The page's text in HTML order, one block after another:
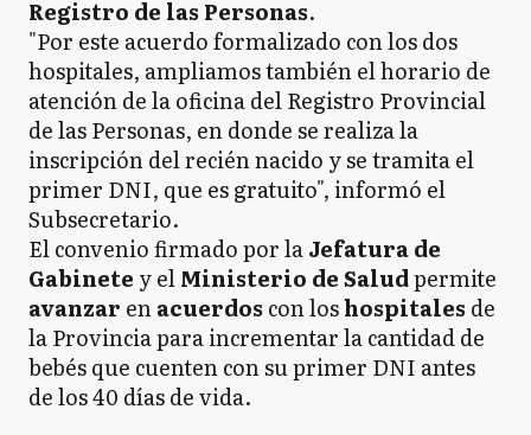
Registro de las Personas.
"Por este acuerdo formalizado con los dos
hospitales, ampliamos también el horario de
atención de la oficina del Registro Provincial
de las Personas, en donde se realiza la
inscripción del recién nacido y se tramita el
primer DNI, que es gratuito", informó el
Subsecretario.
El convenio firmado por laJefatura de
Gabinete y elMinisterio de Saludpermite
avanzar enacuerdos con loshospitales de
la Provincia para incrementar la cantidad de
bebés que cuenten con su primer DNI antes
de los 40 días de vida.